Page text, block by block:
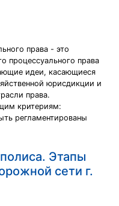
права - это
процессуального права
идеи, касающиеся
юрисдикции и
права.
критериям:
регламентированы
Этапы
сети г.